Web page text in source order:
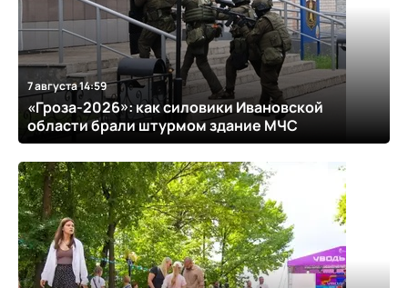
7 августа 14:59
«Гроза-2026»: как силовики Ивановской
области брали штурмом здание МЧС